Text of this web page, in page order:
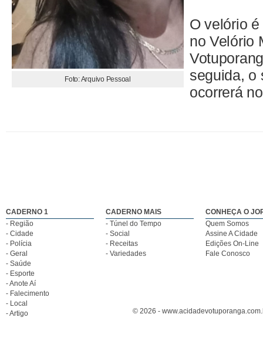
Foto: Arquivo Pessoal
O velório
no Velório
seguida, o
ocorrerá
CADERNO 1
- Região
- Cidade
- Polícia
- Geral
- Saúde
- Esporte
- Anote Aí
- Falecimento
- Local
- Artigo
CADERNO MAIS
- Túnel do Tempo
- Social
- Receitas
- Variedades
CONHEÇA O
Quem Somos
Assine A Cidade
Edições On-Line
Fale Conosco
© 2026 -